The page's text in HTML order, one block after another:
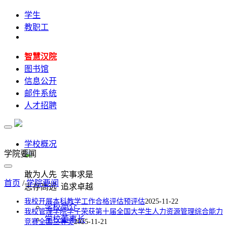
学生
教职工
智慧汉院
图书馆
信息公开
邮件系统
人才招聘
学校概况
敢为人先 实事求是
志存高远 追求卓越
学校简介
学校董事长
学院要闻
首页 /学院要闻
我校开展本科教学工作合格评估预评估2025-11-22
我校管理学院学子荣获第十届全国大学生人力资源管理综合能力
竞赛全国三等奖2025-11-21